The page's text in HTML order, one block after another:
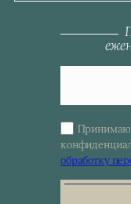
Sign
up
for
the
обработку